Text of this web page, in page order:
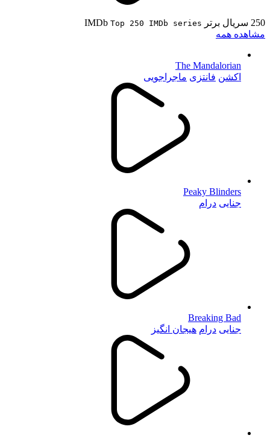
250 سریال برتر IMDb Top 250 IMDb series
مشاهده همه
The Mandalorian
اکشن فانتزی ماجراجویی
Peaky Blinders
جنایی درام
Breaking Bad
جنایی درام هیجان انگیز